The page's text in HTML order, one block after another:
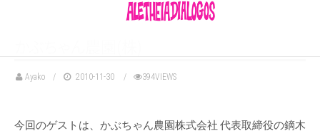
Ayako 2010-11-30 394VIEWS
今回のゲストは、かぶちゃん農園株式会社 代表取締役の鏑木